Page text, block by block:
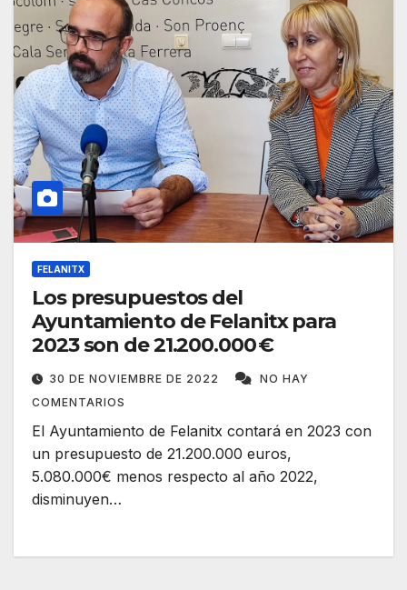
FELANITX
Los presupuestos del
Ayuntamiento de Felanitx para
2023 son de 21.200.000 €
30 DE NOVIEMBRE DE 2022
NO HAY
COMENTARIOS
El Ayuntamiento de Felanitx contará en 2023 con
un presupuesto de 21.200.000 euros,
5.080.000€ menos respecto al año 2022,
disminuyen…